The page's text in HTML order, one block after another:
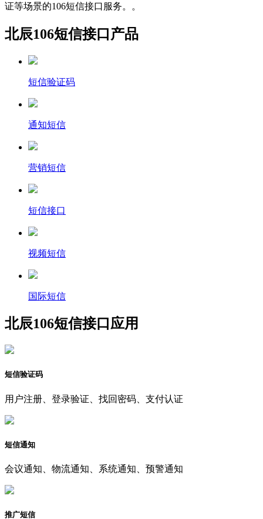
证等场景的106短信接口服务。。
北辰106短信接口产品
短信验证码
通知短信
营销短信
短信接口
视频短信
国际短信
北辰106短信接口应用
短信验证码
用户注册、登录验证、找回密码、支付认证
短信通知
会议通知、物流通知、系统通知、预警通知
推广短信